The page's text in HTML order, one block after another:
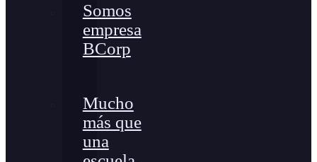
Somos
empresa
BCorp
Mucho
más que
una